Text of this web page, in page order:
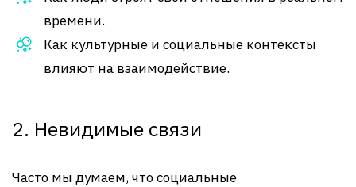
времени.
Как культурные и социальные контексты
влияют на взаимодействие.
2. Невидимые связи
Часто мы думаем, что социальные